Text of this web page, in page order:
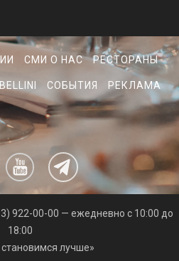
СМИ О НАС РЕСТОРАНЫ
СОБЫТИЯ РЕКЛАМА
922-00-00 — ежедневно с 10:00 до
18:00
лучше»